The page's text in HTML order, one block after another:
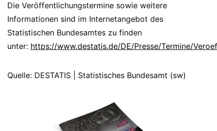
Die Veröffentlichungstermine sowie weitere
Informationen sind im Internetangebot des
Statistischen Bundesamtes zu finden
unter: https://www.destatis.de/DE/Presse/Termine/
Quelle: DESTATIS | Statistisches Bundesamt (sw)